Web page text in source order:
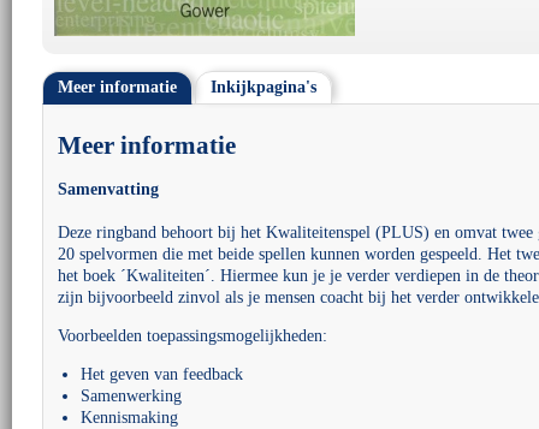
Meer informatie Inkijkpagina's
Meer informatie
Samenvatting
Deze ringband behoort bij het Kwaliteitenspel (PLUS) en omvat twee
20 spelvormen die met beide spellen kunnen worden gespeeld. Het
het boek ´Kwaliteiten´. Hiermee kun je je verder verdiepen in de
zijn bijvoorbeeld zinvol als je mensen coacht bij het verder
Voorbeelden toepassingsmogelijkheden:
Het geven van feedback
Samenwerking
Kennismaking